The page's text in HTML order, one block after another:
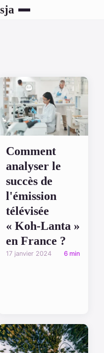
Comment
analyser le
succès de
l'émission
télévisée
« Koh-Lanta »
en France ?
17 janvier 2024 6 min